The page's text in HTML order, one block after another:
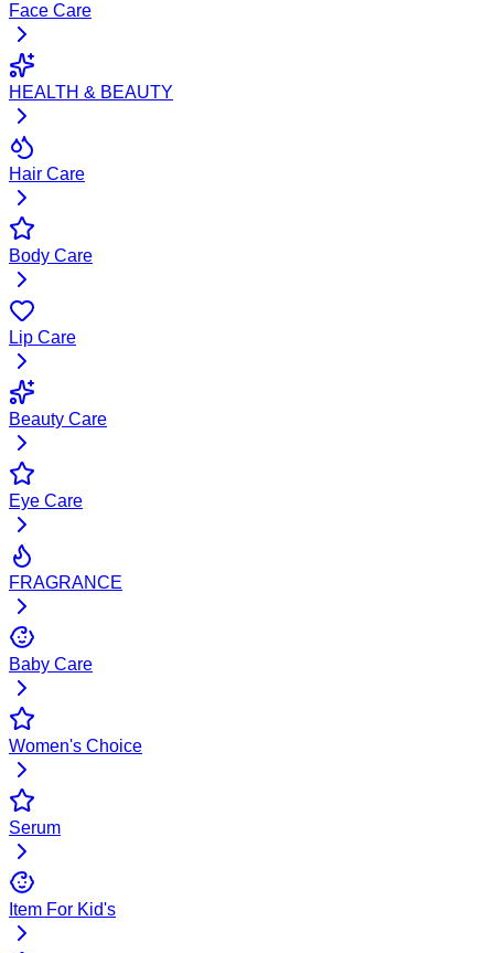
Face Care
HEALTH & BEAUTY
Hair Care
Body Care
Lip Care
Beauty Care
Eye Care
FRAGRANCE
Baby Care
Women's Choice
Serum
Item For Kid's